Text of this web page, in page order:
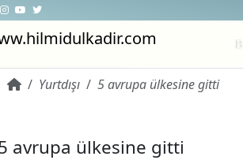
Yurtdışı 5 avrupa ülkesine gitti
avrupa ülkesine gitti